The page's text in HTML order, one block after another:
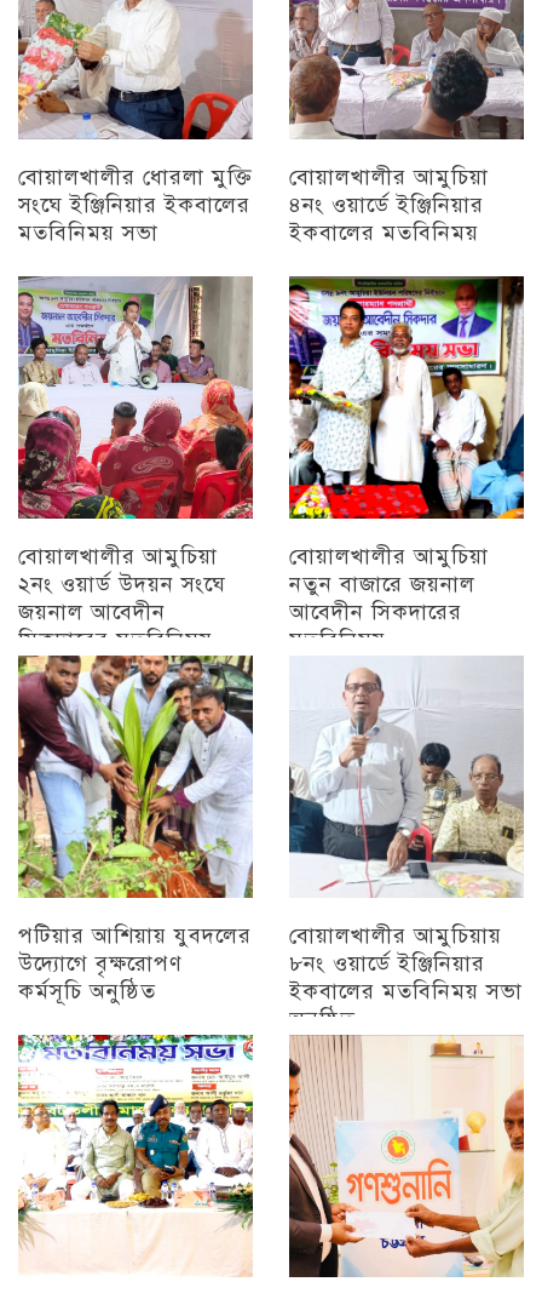
বোয়ালখালীর ধোরলা মুক্তি
সংঘে ইঞ্জিনিয়ার ইকবালের
মতবিনিময় সভা
বোয়ালখালীর আমুচিয়া
৪নং ওয়ার্ডে ইঞ্জিনিয়ার
ইকবালের মতবিনিময়
বোয়ালখালীর আমুচিয়া
২নং ওয়ার্ড উদয়ন সংঘে
জয়নাল আবেদীন
সিকদারের মতবিনিময়
অন্যান্য
বোয়ালখালীর আমুচিয়া
নতুন বাজারে জয়নাল
আবেদীন সিকদারের
মতবিনিময়
চট্টগ্রাম
পটিয়ার আশিয়ায় যুবদলের
উদ্যোগে বৃক্ষরোপণ
কর্মসূচি অনুষ্ঠিত
বোয়ালখালীর আমুচিয়ায়
৮নং ওয়ার্ডে ইঞ্জিনিয়ার
ইকবালের মতবিনিময় সভা
অনুষ্ঠিত
চট্টগ্রাম